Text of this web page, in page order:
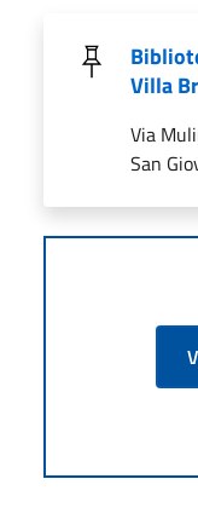
Villa
Via
San